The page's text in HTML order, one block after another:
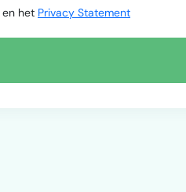
en het Privacy Statement